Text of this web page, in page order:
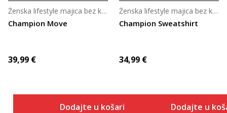
Champion Move
Ženska lifestyle majica bez kragne
39,99 €
Dodajte u košaricu
Champion Sweatshirt
Ženska lifestyle majica bez kragne
34,99 €
Dodajte u